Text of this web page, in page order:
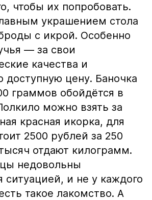
чтобы их попробовать.
украшением стола
с икрой. Особенно
— за свои
качества и
доступную цену. Баночка
граммов обойдётся в
можно взять за
красная икорка, для
2500 рублей за 250
отдают килограмм.
недовольны
и не у каждого
такое лакомство. А